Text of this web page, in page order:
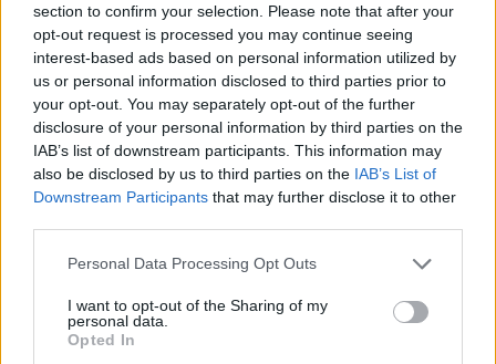
section to confirm your selection. Please note that after your
opt-out request is processed you may continue seeing
interest-based ads based on personal information utilized by
us or personal information disclosed to third parties prior to
your opt-out. You may separately opt-out of the further
disclosure of your personal information by third parties on the
IAB’s list of downstream participants. This information may
also be disclosed by us to third parties on the IAB’s List of
Downstream Participants that may further disclose it to other
Please note that this website/app uses one or more Google
not limited to your visit or usage behaviour. You may click to
grant or deny consent to Google and its third-party tags to
use your data for below specified purposes in below Google
Personal Data Processing Opt Outs
I want to opt-out of the Sharing of my
personal data.
Opted In
GalluraOggi.it
Inviaci le tue segnalazioni,
i tuoi video e le tue foto
Su WhatsApp al numero +39
345 356 7512
Ricevi le nostre ultime news